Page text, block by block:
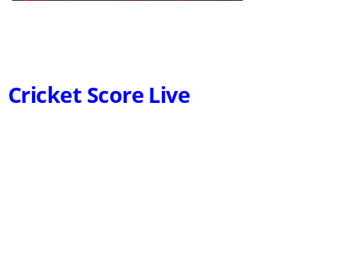
Cricket Score Live